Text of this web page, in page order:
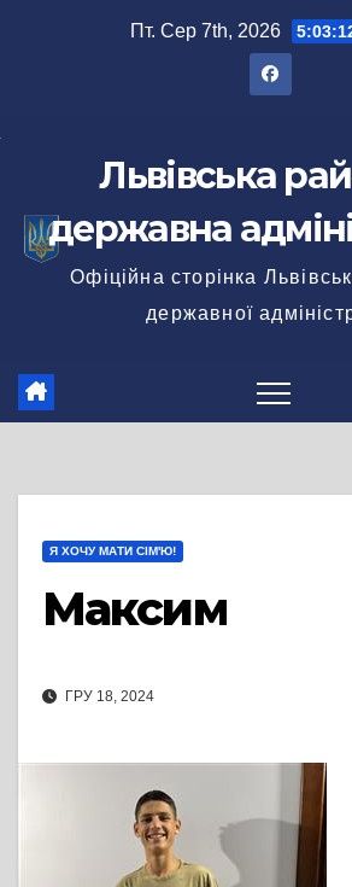
Пт. Сер 7th, 2026
Львівська
державна
Офіційна сторінка
державної
Я ХОЧУ МАТИ СІМ'Ю!
Максим
ГРУ 18, 2024